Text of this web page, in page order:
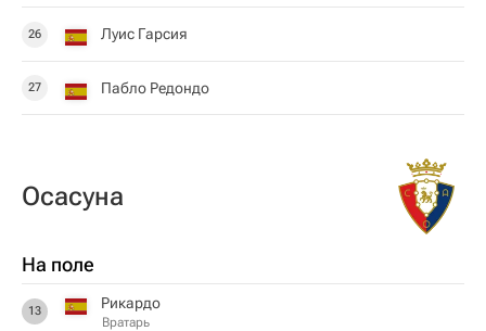
26 Луис Гарсия
27 Пабло Редондо
Осасуна
На поле
13 Рикардо
Вратарь